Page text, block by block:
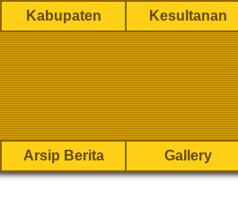
Kabupaten Kesultanan
Arsip Berita Gallery